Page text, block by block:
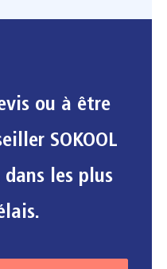
ou à être
SOKOOL
les plus